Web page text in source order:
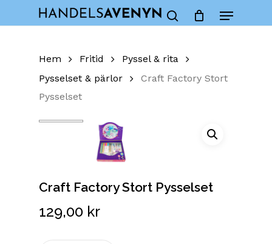
Menu
Cart Close
Hem Fritid
Pyssel & rita
Pysselset & pärlor
Craft Factory Stort
Pysselset
Craft Factory Stort Pysselset
129,00 kr